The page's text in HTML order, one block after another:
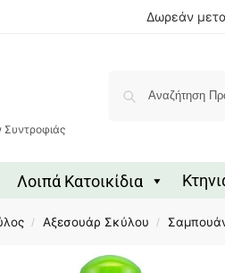
Δωρεάν
Λοιπά Κατοικίδια
/ Αξεσουάρ Σκύλου /